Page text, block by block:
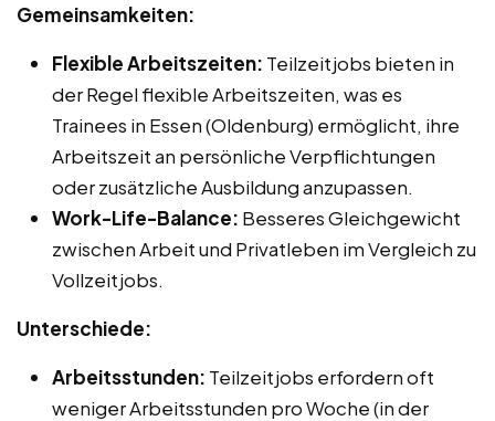
Gemeinsamkeiten:
Flexible Arbeitszeiten: Teilzeitjobs bieten in
der Regel flexible Arbeitszeiten, was es
Trainees in Essen (Oldenburg) ermöglicht, ihre
Arbeitszeit an persönliche Verpflichtungen
oder zusätzliche Ausbildung anzupassen.
Work-Life-Balance: Besseres Gleichgewicht
zwischen Arbeit und Privatleben im Vergleich zu
Vollzeitjobs.
Unterschiede:
Arbeitsstunden: Teilzeitjobs erfordern oft
weniger Arbeitsstunden pro Woche (in der